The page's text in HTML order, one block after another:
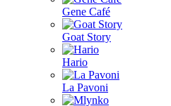
Gene Café
Goat Story
Hario
La Pavoni